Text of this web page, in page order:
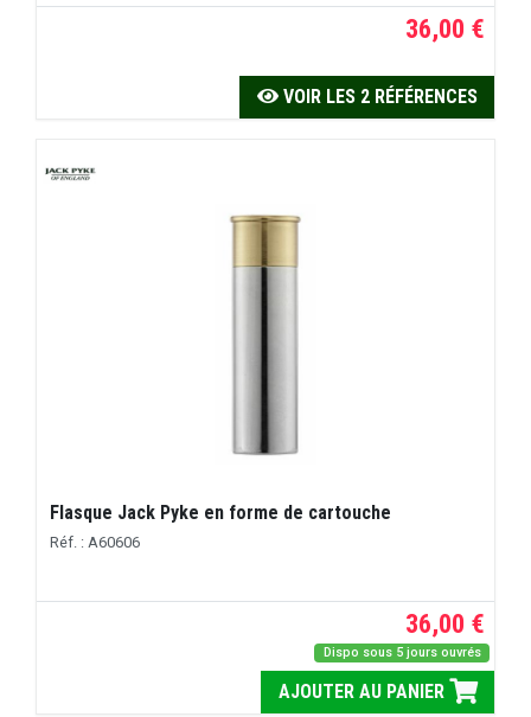
36,00 €
VOIR LES 2 RÉFÉRENCES
Flasque Jack Pyke en forme de cartouche
Réf. : A60606
36,00 €
Dispo sous 5 jours ouvrés
AJOUTER AU PANIER